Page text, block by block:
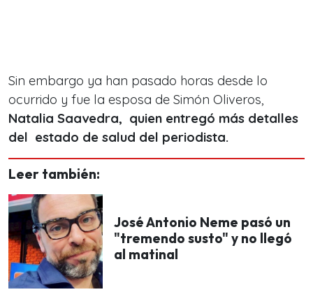
Sin embargo ya han pasado horas desde lo
ocurrido y fue la esposa de Simón Oliveros,
Natalia Saavedra, quien entregó más detalles
del estado de salud del periodista.
Leer también:
José Antonio Neme pasó un
"tremendo susto" y no llegó
al matinal